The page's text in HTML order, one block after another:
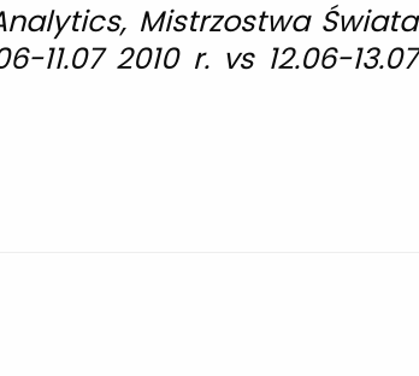
Mistrzostwa Świata
11.07 2010 r. vs 12.06-13.07